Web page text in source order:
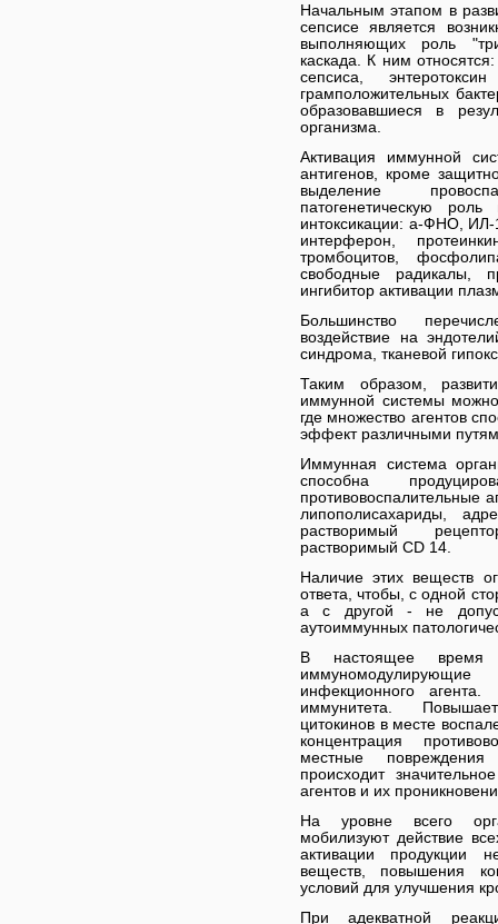
Начальным этапом в
сепсисе является
выполняющих роль
каскада. К ним
сепсиса,
грамположительных
образовавшиеся в
организма.
Активация иммунной
антигенов, кроме
выделение
патогенетическую
интоксикации: a-ФНО,
интерферон,
тромбоцитов,
свободные радикалы,
ингибитор активации
Большинство
воздействие на
синдрома, тканевой
Таким образом,
иммунной системы можно
где множество агентов
эффект различными
Иммунная система
способна
противовоспалительные
липополисахариды,
растворимый
растворимый CD 14.
Наличие этих веществ
ответа, чтобы, с одной
а с другой - не
аутоиммунных
В настоящее время
инфекционного
иммунитета.
цитокинов в месте
концентрация
местные
происходит
агентов и их
На уровне всего
мобилизуют действие
активации продукции
веществ, повышения
условий для улучшения
При адекватной